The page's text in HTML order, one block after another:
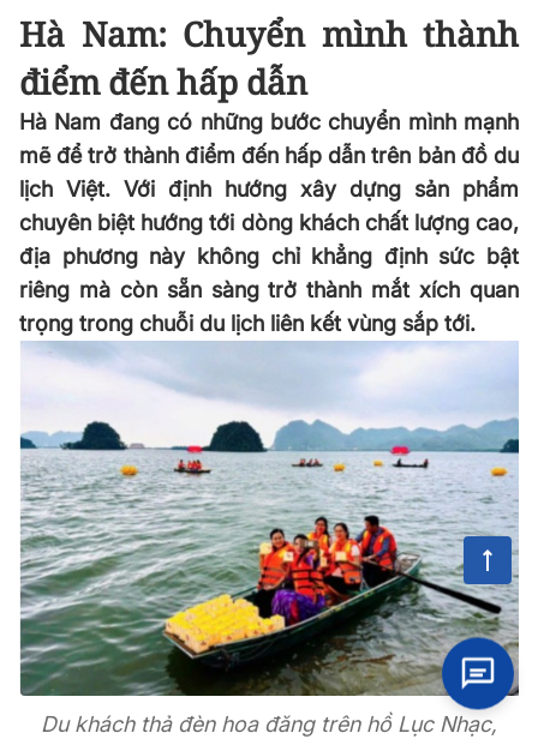
Hà Nam: Chuyển mình thành
điểm đến hấp dẫn
Hà Nam đang có những bước chuyển mình mạnh
mẽ để trở thành điểm đến hấp dẫn trên bản đồ du
lịch Việt. Với định hướng xây dựng sản phẩm
chuyên biệt hướng tới dòng khách chất lượng cao,
địa phương này không chỉ khẳng định sức bật
riêng mà còn sẵn sàng trở thành mắt xích quan
trọng trong chuỗi du lịch liên kết vùng sắp tới.
Du khách thả đèn hoa đăng trên hồ Lục Nhạc,